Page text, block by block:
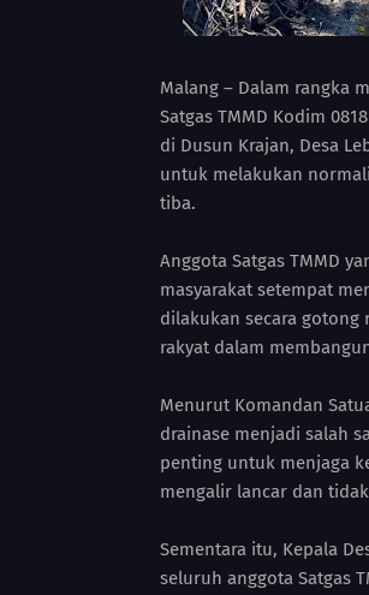
Malang – Dalam rangka
Satgas TMMD Kodim
di Dusun Krajan, Desa
untuk melakukan
tiba.
Anggota Satgas TMMD
masyarakat setempat
dilakukan secara gotong
rakyat dalam
Menurut Komandan
drainase menjadi salah
penting untuk menjaga
mengalir lancar dan
Sementara itu, Kepala
seluruh anggota Satgas